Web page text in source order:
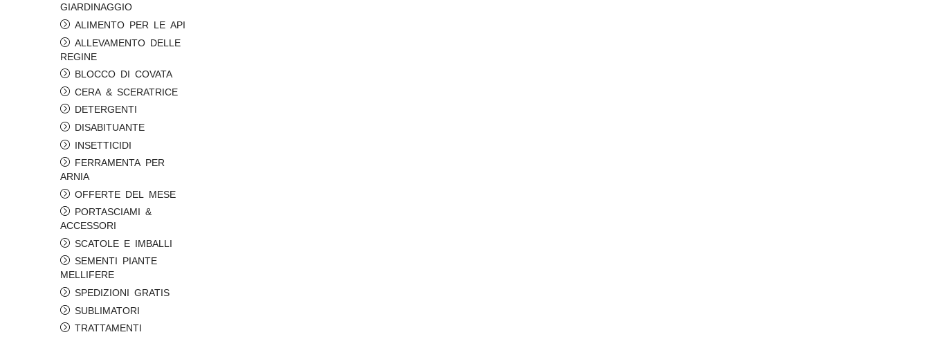
GIARDINAGGIO
ALIMENTO PER LE API
ALLEVAMENTO DELLE
REGINE
BLOCCO DI COVATA
CERA & SCERATRICE
DETERGENTI
DISABITUANTE
INSETTICIDI
FERRAMENTA PER
ARNIA
OFFERTE DEL MESE
PORTASCIAMI &
ACCESSORI
SCATOLE E IMBALLI
SEMENTI PIANTE
MELLIFERE
SPEDIZIONI GRATIS
SUBLIMATORI
TRATTAMENTI